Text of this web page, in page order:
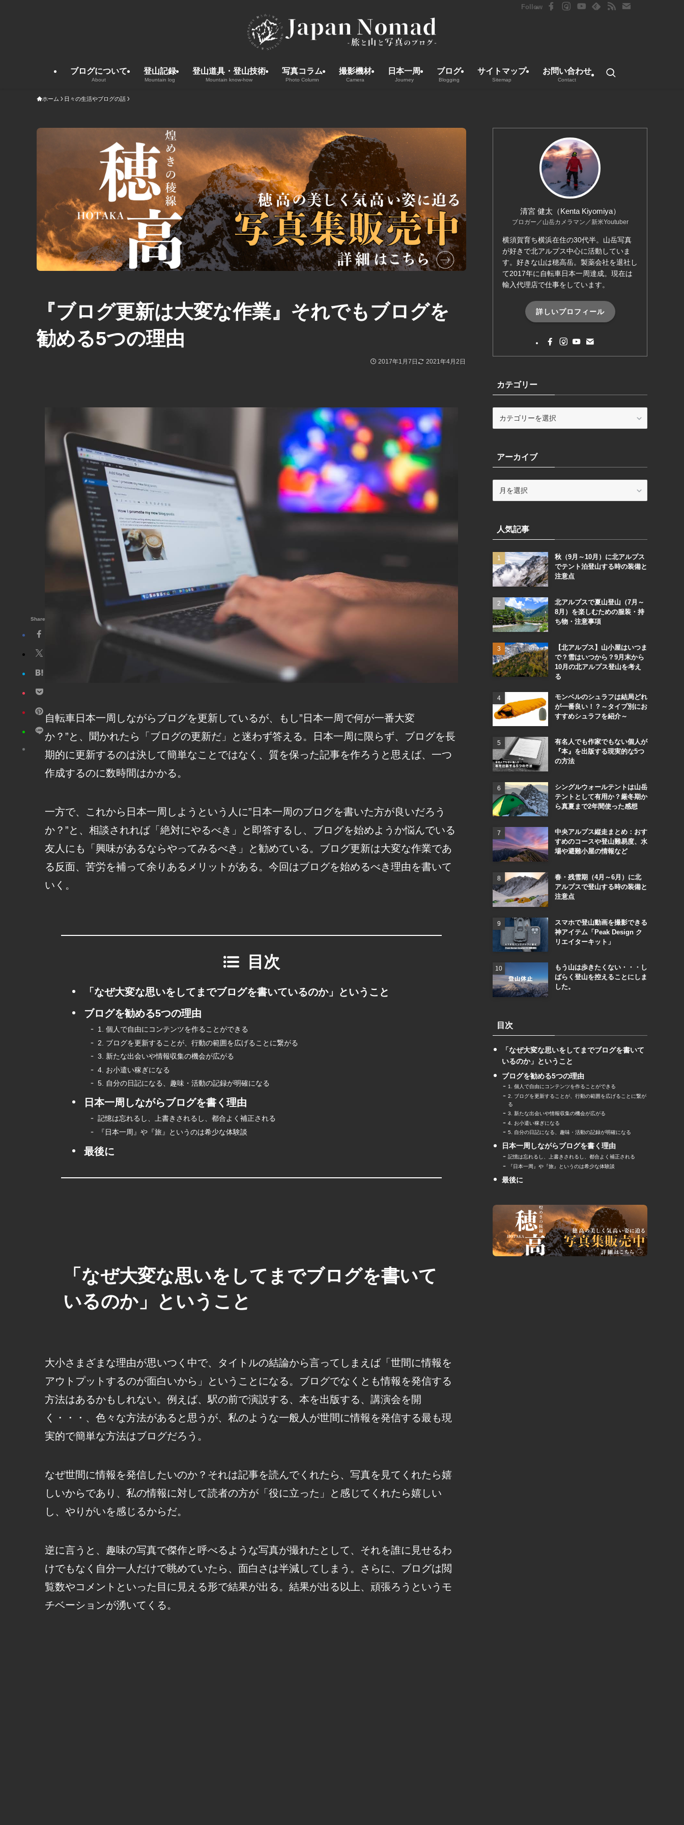
ブログについて
About
登山記録
Mountain log
登山道具・登山技術
Mountain know-how
写真コラム
Photo Column
撮影機材
Camera
日本一周
Journey
ブログ
Blogging
サイトマップ
Sitemap
お問い合わせ
Contact
ホーム 日々の生活やブログの話
『ブログ更新は大変な作業』それでもブログを
勧める5つの理由
2017年1月7日 2021年4月2日
自転車日本一周しながらブログを更新しているが、もし”日本一周で何が一番大変
か？”と、聞かれたら「ブログの更新だ」と迷わず答える。日本一周に限らず、ブログを長
期的に更新するのは決して簡単なことではなく、質を保った記事を作ろうと思えば、一つ
作成するのに数時間はかかる。
一方で、これから日本一周しようという人に”日本一周のブログを書いた方が良いだろう
か？”と、相談されれば「絶対にやるべき」と即答するし、ブログを始めようか悩んでいる
友人にも「興味があるならやってみるべき」と勧めている。ブログ更新は大変な作業であ
る反面、苦労を補って余りあるメリットがある。今回はブログを始めるべき理由を書いて
いく。
目次
「なぜ大変な思いをしてまでブログを書いているのか」ということ
ブログを勧める5つの理由
1. 個人で自由にコンテンツを作ることができる
2. ブログを更新することが、行動の範囲を広げることに繋がる
3. 新たな出会いや情報収集の機会が広がる
4. お小遣い稼ぎになる
5. 自分の日記になる、趣味・活動の記録が明確になる
日本一周しながらブログを書く理由
記憶は忘れるし、上書きされるし、都合よく補正される
『日本一周』や『旅』というのは希少な体験談
最後に
「なぜ大変な思いをしてまでブログを書いて
いるのか」ということ
大小さまざまな理由が思いつく中で、タイトルの結論から言ってしまえば「世間に情報を
アウトプットするのが面白いから」ということになる。ブログでなくとも情報を発信する
方法はあるかもしれない。例えば、駅の前で演説する、本を出版する、講演会を開
く・・・、色々な方法があると思うが、私のような一般人が世間に情報を発信する最も現
実的で簡単な方法はブログだろう。
なぜ世間に情報を発信したいのか？それは記事を読んでくれたら、写真を見てくれたら嬉
しいからであり、私の情報に対して読者の方が「役に立った」と感じてくれたら嬉しい
し、やりがいを感じるからだ。
逆に言うと、趣味の写真で傑作と呼べるような写真が撮れたとして、それを誰に見せるわ
けでもなく自分一人だけで眺めていたら、面白さは半減してしまう。さらに、ブログは閲
覧数やコメントといった目に見える形で結果が出る。結果が出る以上、頑張ろうというモ
チベーションが湧いてくる。
清宮 健太（Kenta Kiyomiya）
ブロガー／山岳カメラマン／新米Youtuber
横須賀育ち横浜在住の30代半。山岳写真
が好きで北アルプス中心に活動していま
す。好きな山は穂高岳。製薬会社を退社し
て2017年に自転車日本一周達成。現在は
輸入代理店で仕事をしています。
詳しいプロフィール
カテゴリー
ーアーカイブ
ブ人気記事
秋（9月～10月）に北アルプス
でテント泊登山する時の装備と
注意点
北アルプスで夏山登山（7月～
8月）を楽しむための服装・持
ち物・注意事項
【北アルプス】山小屋はいつま
で？雪はいつから？9月末から
10月の北アルプス登山を考え
る
モンベルのシュラフは結局どれ
が一番良い！？～タイプ別にお
すすめシュラフを紹介～
有名人でも作家でもない個人が
『本』を出版する現実的な5つ
の方法
シングルウォールテントは山岳
テントとして有用か？厳冬期か
ら真夏まで2年間使った感想
中央アルプス縦走まとめ：おす
すめのコースや登山難易度、水
場や避難小屋の情報など
春・残雪期（4月～6月）に北
アルプスで登山する時の装備と
注意点
スマホで登山動画を撮影できる
神アイテム「Peak Design ク
リエイターキット」
もう山は歩きたくない・・・し
ばらく登山を控えることにしま
した。
目次
「なぜ大変な思いをしてまでブログを書いて
いるのか」ということ
ブログを勧める5つの理由
1. 個人で自由にコンテンツを作ることができる
2. ブログを更新することが、行動の範囲を広げることに繋が
る
3. 新たな出会いや情報収集の機会が広がる
4. お小遣い稼ぎになる
5. 自分の日記になる、趣味・活動の記録が明確になる
日本一周しながらブログを書く理由
記憶は忘れるし、上書きされるし、都合よく補正される
『日本一周』や『旅』というのは希少な体験談
最後に